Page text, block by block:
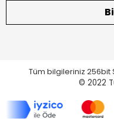
Tüm bilgileriniz 256bit
© 2022